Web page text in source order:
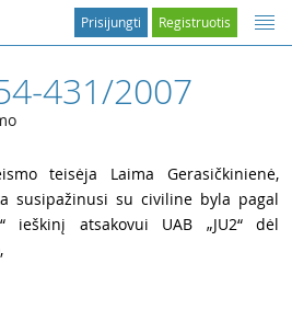
Registruotis
Prisijungti
431/2007
teisėja Laima Gerasičkinienė,
susipažinusi su civiline byla pagal
ieškinį atsakovui UAB „JU2“ dėl